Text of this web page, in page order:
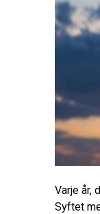
Varje år,
Syftet